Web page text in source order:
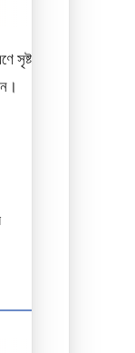
সৃষ্ট